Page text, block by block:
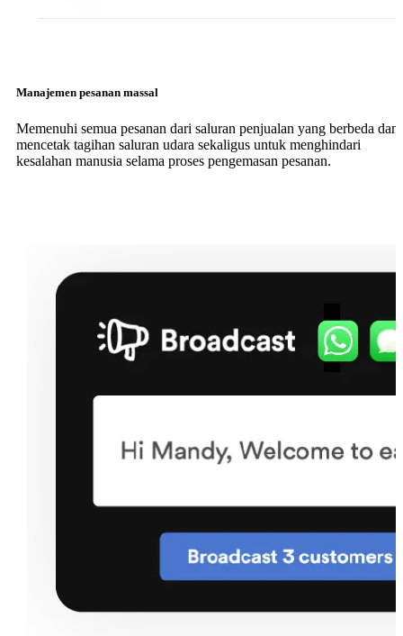
Manajemen pesanan massal
Memenuhi semua pesanan dari saluran penjualan yang berbeda dan
mencetak tagihan saluran udara sekaligus untuk menghindari
kesalahan manusia selama proses pengemasan pesanan.